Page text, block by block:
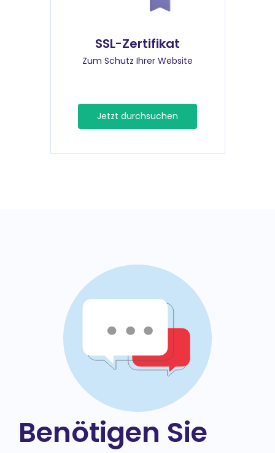
SSL-Zertifikat
Zum Schutz Ihrer Website
Jetzt durchsuchen
Benötigen Sie